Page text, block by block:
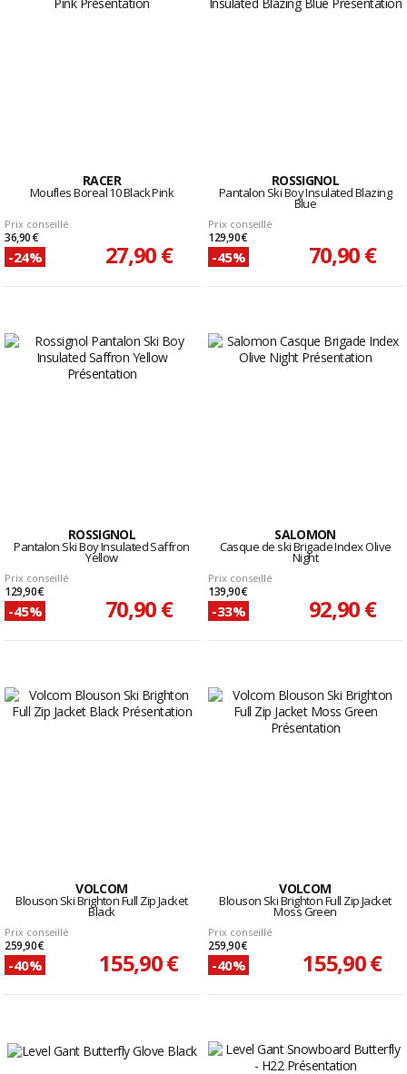
RACER
Moufles Boreal 10 Black Pink
Prix conseillé
36,90 €
-24% 27,90 €
ROSSIGNOL
Pantalon Ski Boy Insulated Blazing
Blue
Prix conseillé
129,90 €
-45% 70,90 €
ROSSIGNOL
Pantalon Ski Boy Insulated Saffron
Yellow
Prix conseillé
129,90 €
-45% 70,90 €
SALOMON
Casque de ski Brigade Index Olive
Night
Prix conseillé
139,90 €
-33% 92,90 €
VOLCOM
Blouson Ski Brighton Full Zip Jacket
Black
Prix conseillé
259,90 €
-40% 155,90 €
VOLCOM
Blouson Ski Brighton Full Zip Jacket
Moss Green
Prix conseillé
259,90 €
-40% 155,90 €